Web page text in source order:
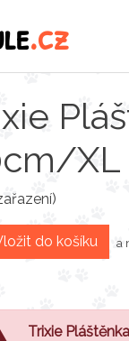
.cz
XL
do košíku a
Trixie